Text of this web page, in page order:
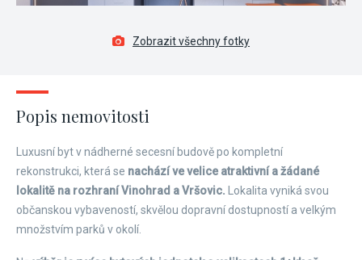
Zobrazit všechny fotky
Popis nemovitosti
Luxusní byt v nádherné secesní budově po kompletní
rekonstrukci, která se nachází ve velice atraktivní a žádané
lokalitě na rozhraní Vinohrad a Vršovic. Lokalita vyniká svou
občanskou vybaveností, skvělou dopravní dostupností a velkým
množstvím parků v okolí.